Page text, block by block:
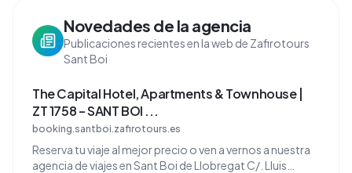
Novedades de la agencia
Publicaciones recientes en la web de Zafirotours
Sant Boi
The Capital Hotel, Apartments & Townhouse |
ZT 1758 – SANT BOI ...
booking.santboi.zafirotours.es
Reserva tu viaje al mejor precio o ven a vernos a nuestra
agencia de viajes en Sant Boi de Llobregat C/. Lluis